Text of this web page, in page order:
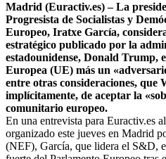
Madrid (Euractiv.es) – La
Progresista de Socialistas y
Europeo, Iratxe García,
estratégico publicado por la
estadounidense, Donald Trump,
Europea (UE) más un
entre otras consideraciones, que
implícitamente, de aceptar la
comunitario europeo.
En una entrevista para Euractiv.es
organizado este jueves en Madrid
(NEF), García, que lidera el S&D,